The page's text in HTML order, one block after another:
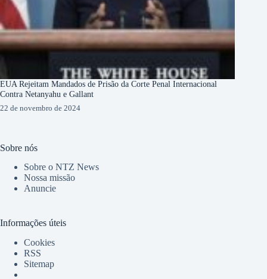
EUA Rejeitam Mandados de Prisão da Corte Penal Internacional
Contra Netanyahu e Gallant
22 de novembro de 2024
Sobre nós
Sobre o NTZ News
Nossa missão
Anuncie
Informações úteis
Cookies
RSS
Sitemap